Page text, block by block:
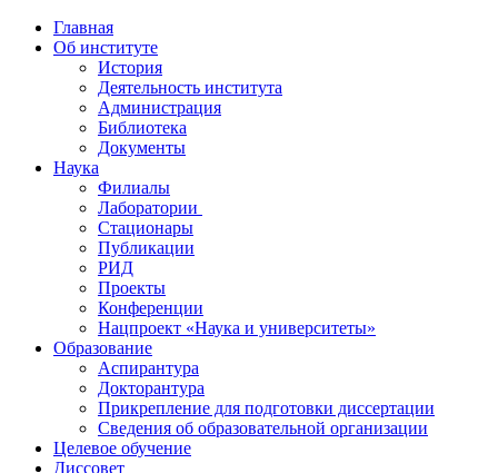
Главная
Об институте
История
Деятельность института
Администрация
Библиотека
Документы
Наука
Филиалы
Лаборатории
Стационары
Публикации
РИД
Проекты
Конференции
Нацпроект «Наука и университеты»
Образование
Аспирантура
Докторантура
Прикрепление для подготовки диссертации
Сведения об образовательной организации
Целевое обучение
Диссовет